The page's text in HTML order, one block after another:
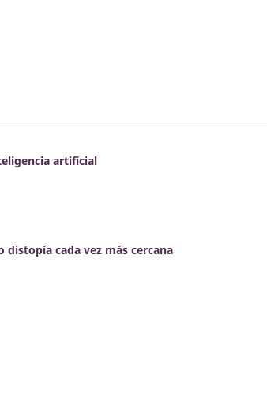
artificial
cada vez más cercana